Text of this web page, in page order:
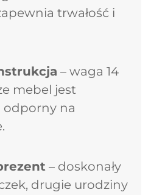
trwałość i
– waga 14
mebel jest
odporny na
– doskonały
drugie urodziny
zakupy